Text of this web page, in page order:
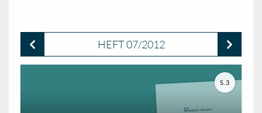
HEFT 07/2012
S. 3